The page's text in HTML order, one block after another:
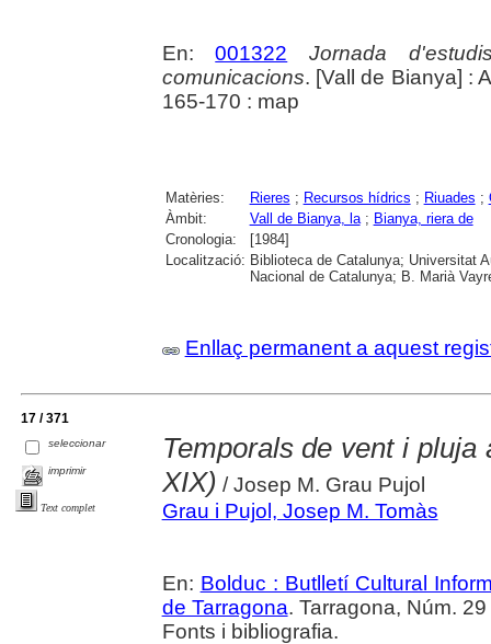
En:001322
Jornada
comunicacions. [Vall de Bianya] :
165-170 : map
Matèries: Rieres ; Recursos hídrics ; Riuades ;
Àmbit:
Vall de Bianya, la; Bianya, riera de
Cronologia:
[1984]
Localització: Biblioteca de Catalunya; Universitat
Nacional de Catalunya; B. Marià
Enllaç permanent a aquest
17 / 371
seleccionar
imprimir
Text complet
Temporals de vent i
XIX) / Josep M. Grau Pujol
Grau i Pujol, Josep M. Tomàs
En: Bolduc : Butlletí Cultural
de Tarragona. Tarragona, Núm.
Fonts i bibliografia.